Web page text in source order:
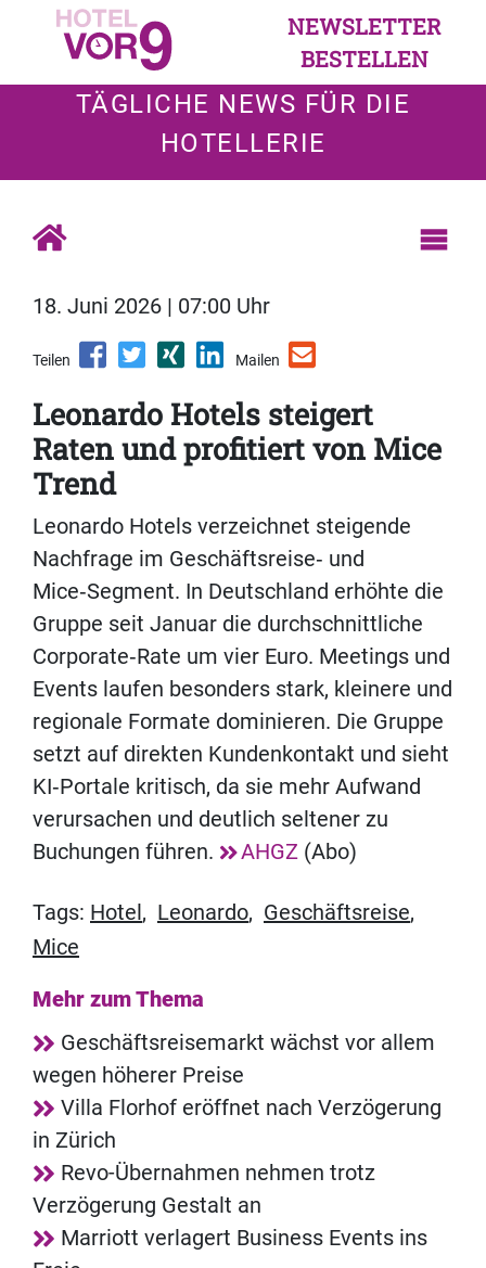
NEWSLETTER
BESTELLEN
TÄGLICHE NEWS FÜR DIE
HOTELLERIE
18. Juni 2026 | 07:00 Uhr
Teilen Mailen
Leonardo Hotels steigert
Raten und profitiert von Mice
Trend
Leonardo Hotels verzeichnet steigende
Nachfrage im Geschäftsreise‑ und
Mice‑Segment. In Deutschland erhöhte die
Gruppe seit Januar die durchschnittliche
Corporate‑Rate um vier Euro. Meetings und
Events laufen besonders stark, kleinere und
regionale Formate dominieren. Die Gruppe
setzt auf direkten Kundenkontakt und sieht
KI‑Portale kritisch, da sie mehr Aufwand
verursachen und deutlich seltener zu
Buchungen führen.
AHGZ (Abo)
Tags: Hotel , Leonardo, Geschäftsreise,
Mice
Mehr zum Thema
Geschäftsreisemarkt wächst vor allem
wegen höherer Preise
Villa Florhof eröffnet nach Verzögerung
in Zürich
Revo-Übernahmen nehmen trotz
Verzögerung Gestalt an
Marriott verlagert Business Events ins